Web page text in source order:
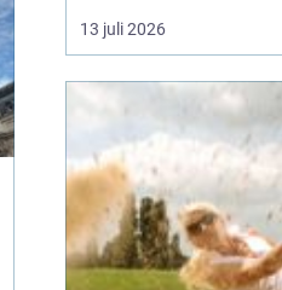
Den förlänger takets
livslängd, skyddar mot
spara stora pengar på
sikt. I en kuststad som
Göteb...
13 juli 2026